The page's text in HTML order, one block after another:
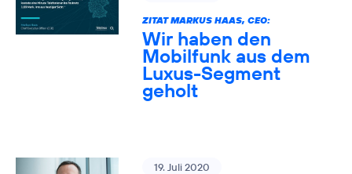
ZITAT MARKUS HAAS, CEO:
Wir haben den
Mobilfunk aus dem
Luxus-Segment
geholt
19. Juli 2020